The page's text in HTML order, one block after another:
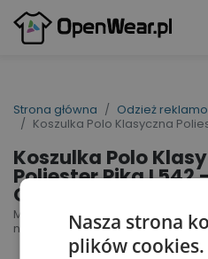
Strona główna Odzież
Koszulka Polo Klasyczna
Koszulka Polo
Poliester Pika L542
Green
Men´s Sports Polo Shirt Performer |
nr art. producenta: 01180
Nasza strona
plików cookies.